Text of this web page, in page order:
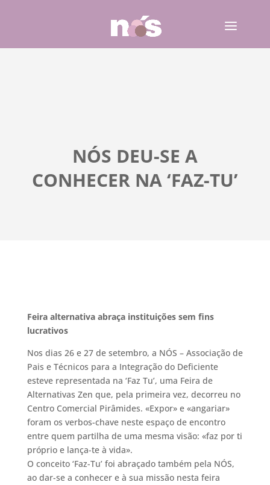
NÓS DEU-SE A
CONHECER NA ‘FAZ-TU’
Feira alternativa abraça instituições sem fins
lucrativos
Nos dias 26 e 27 de setembro, a NÓS – Associação de
Pais e Técnicos para a Integração do Deficiente
esteve representada na ‘Faz Tu’, uma Feira de
Alternativas Zen que, pela primeira vez, decorreu no
Centro Comercial Pirâmides. «Expor» e «angariar»
foram os verbos-chave neste espaço de encontro
entre quem partilha de uma mesma visão: «faz por ti
próprio e lança-te à vida».
O conceito ‘Faz-Tu’ foi abraçado também pela NÓS,
ao dar-se a conhecer e à sua missão nesta feira